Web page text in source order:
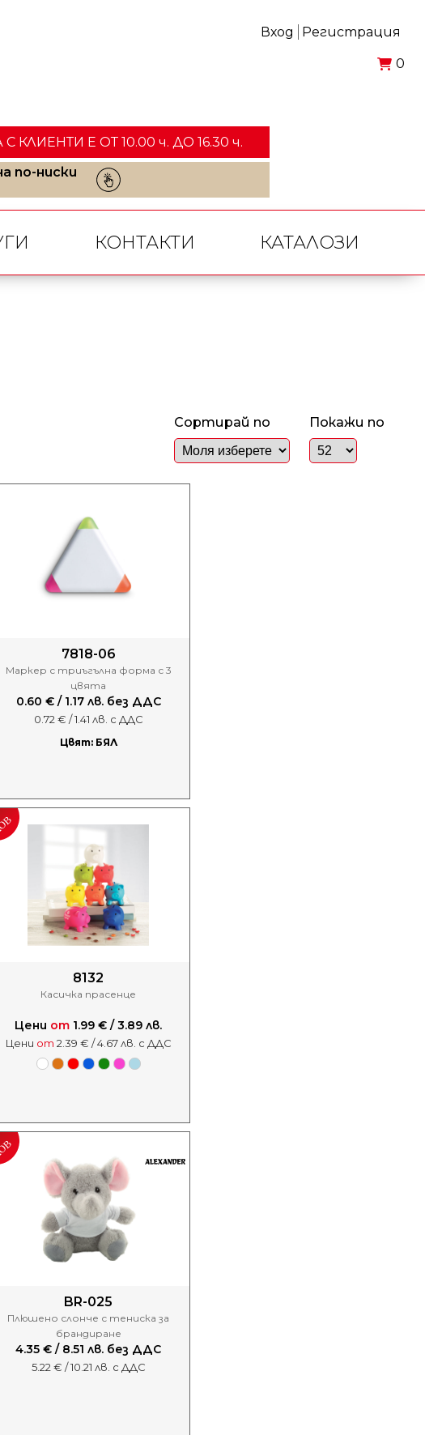
Вход Регистрация
0
E ОТ 10.00 ч. ДО 16.30 ч.
по-ниски
КОНТАКТИ КАТАЛОЗИ
Сортирай по Покажи по
7818-06
Маркер с триъгълна форма с 3
цвята
0.60 € / 1.17 лв. без ДДС
0.72 € / 1.41 лв. с ДДС
Цвят: БЯЛ
8132
Касичка прасенце
Цени от 1.99 € / 3.89 лв.
Цени от 2.39 € / 4.67 лв. с ДДС
BR-025
Плюшено слонче с тениска за
брандиране
4.35 € / 8.51 лв. без ДДС
5.22 € / 10.21 лв. с ДДС